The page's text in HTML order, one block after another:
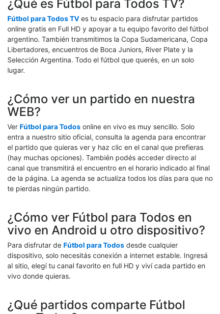
¿Qué es Fútbol para Todos TV?
Fútbol para Todos TV es tu espacio para disfrutar partidos
online gratis en Full HD y apoyar a tu equipo favorito del fútbol
argentino. También transmitimos la Copa Sudamericana, Copa
Libertadores, encuentros de Boca Juniors, River Plate y la
Selección Argentina. Todo el fútbol que querés, en un solo
lugar.
¿Cómo ver un partido en nuestra
WEB?
Ver Fútbol para Todos online en vivo es muy sencillo. Solo
entra a nuestro sitio oficial, consulta la agenda para encontrar
el partido que quieras ver y haz clic en el canal que prefieras
(hay muchas opciones). También podés acceder directo al
canal que transmitirá el encuentro en el horario indicado al final
de la página. La agenda se actualiza todos los días para que no
te pierdas ningún partido.
¿Cómo ver Fútbol para Todos en
vivo en Android u otro dispositivo?
Para disfrutar de Fútbol para Todos desde cualquier
dispositivo, solo necesitás conexión a internet estable. Ingresá
al sitio, elegí tu canal favorito en full HD y viví cada partido en
vivo donde quieras.
¿Qué partidos comparte Fútbol